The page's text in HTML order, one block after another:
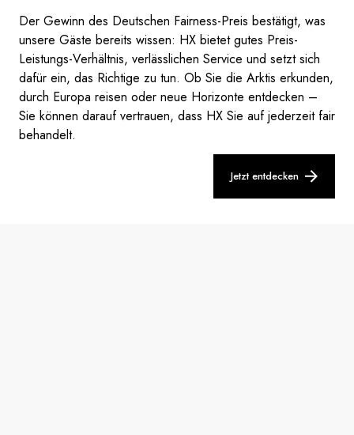
Der Gewinn des Deutschen Fairness-Preis bestätigt, was
unsere Gäste bereits wissen: HX bietet gutes Preis-
Leistungs-Verhältnis, verlässlichen Service und setzt sich
dafür ein, das Richtige zu tun. Ob Sie die Arktis erkunden,
durch Europa reisen oder neue Horizonte entdecken –
Sie können darauf vertrauen, dass HX Sie auf jederzeit fair
behandelt.
Jetzt entdecken